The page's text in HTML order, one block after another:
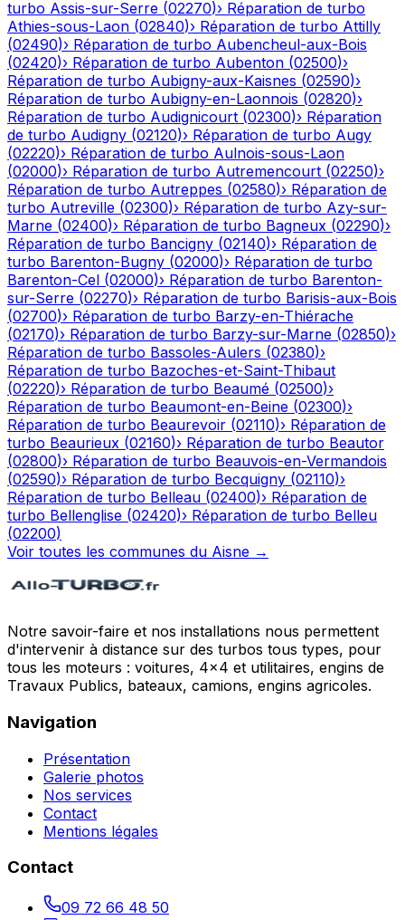
turbo Assis-sur-Serre (02270)› Réparation de turbo
Athies-sous-Laon (02840)› Réparation de turbo Attilly
(02490)› Réparation de turbo Aubencheul-aux-Bois
(02420)› Réparation de turbo Aubenton (02500)›
Réparation de turbo Aubigny-aux-Kaisnes (02590)›
Réparation de turbo Aubigny-en-Laonnois (02820)›
Réparation de turbo Audignicourt (02300)› Réparation
de turbo Audigny (02120)› Réparation de turbo Augy
(02220)› Réparation de turbo Aulnois-sous-Laon
(02000)› Réparation de turbo Autremencourt (02250)›
Réparation de turbo Autreppes (02580)› Réparation de
turbo Autreville (02300)› Réparation de turbo Azy-sur-
Marne (02400)› Réparation de turbo Bagneux (02290)›
Réparation de turbo Bancigny (02140)› Réparation de
turbo Barenton-Bugny (02000)› Réparation de turbo
Barenton-Cel (02000)› Réparation de turbo Barenton-
sur-Serre (02270)› Réparation de turbo Barisis-aux-Bois
(02700)› Réparation de turbo Barzy-en-Thiérache
(02170)› Réparation de turbo Barzy-sur-Marne (02850)›
Réparation de turbo Bassoles-Aulers (02380)›
Réparation de turbo Bazoches-et-Saint-Thibaut
(02220)› Réparation de turbo Beaumé (02500)›
Réparation de turbo Beaumont-en-Beine (02300)›
Réparation de turbo Beaurevoir (02110)› Réparation de
turbo Beaurieux (02160)› Réparation de turbo Beautor
(02800)› Réparation de turbo Beauvois-en-Vermandois
(02590)› Réparation de turbo Becquigny (02110)›
Réparation de turbo Belleau (02400)› Réparation de
turbo Bellenglise (02420)› Réparation de turbo Belleu
(02200)
Voir toutes les communes du Aisne →
Notre savoir-faire et nos installations nous permettent
d'intervenir à distance sur des turbos tous types, pour
tous les moteurs : voitures, 4x4 et utilitaires, engins de
Travaux Publics, bateaux, camions, engins agricoles.
Navigation
Présentation
Galerie photos
Nos services
Contact
Mentions légales
Contact
09 72 66 48 50